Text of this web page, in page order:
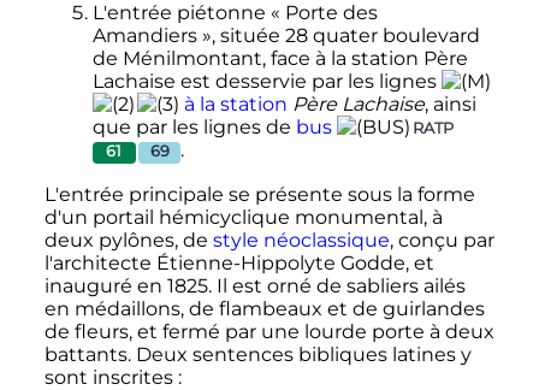
L'entrée piétonne « Porte des
Amandiers », située 28 quater boulevard
de Ménilmontant, face à la station Père
Lachaise est desservie par les lignes
à la station Père Lachaise, ainsi
que par les lignes de bus
RATP
61
69
.
L'entrée principale se présente sous la forme
d'un portail hémicyclique monumental, à
deux pylônes, de style néoclassique, conçu par
l'architecte Étienne-Hippolyte Godde, et
inauguré en 1825. Il est orné de sabliers ailés
en médaillons, de flambeaux et de guirlandes
de fleurs, et fermé par une lourde porte à deux
battants. Deux sentences bibliques latines y
sont inscrites :